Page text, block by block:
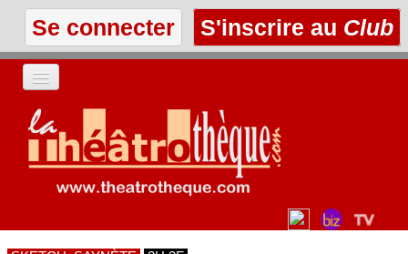
Se connecter S'inscrire au Club
ACCUEIL
LES TEXTES